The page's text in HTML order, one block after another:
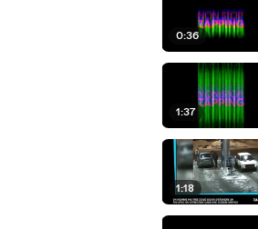
0:36
1:37
1:18